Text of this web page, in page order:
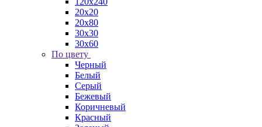
20x20
20x80
30x30
30x60
По цвету
Черный
Белый
Серый
Бежевый
Коричневый
Красный